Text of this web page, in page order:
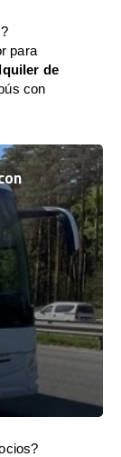
para
de
con